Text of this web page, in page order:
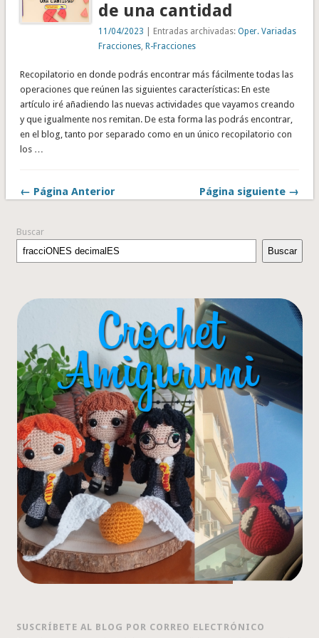
de una cantidad
11/04/2023 | Entradas archivadas:Oper. Variadas
Fracciones ,R-Fracciones
Recopilatorio en donde podrás encontrar más fácilmente todas las
operaciones que reúnen las siguientes características: En este
artículo iré añadiendo las nuevas actividades que vayamos creando
y que igualmente nos remitan. De esta forma las podrás encontrar,
en el blog, tanto por separado como en un único recopilatorio con
los …
← Página Anterior Página siguiente →
Buscar
Buscar
SUSCRÍBETE AL BLOG POR CORREO ELECTRÓNICO